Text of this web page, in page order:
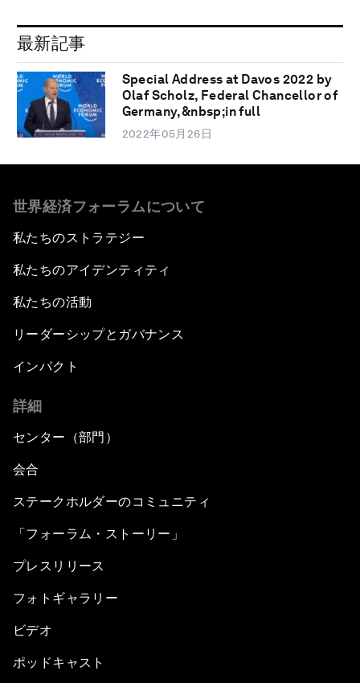
最新記事
Special Address at Davos 2022 by
Olaf Scholz, Federal Chancellor of
Germany,&nbsp;in full
2022年05月26日
世界経済フォーラムについて
私たちのストラテジー
私たちのアイデンティティ
私たちの活動
リーダーシップとガバナンス
インパクト
詳細
センター（部門）
会合
ステークホルダーのコミュニティ
「フォーラム・ストーリー」
プレスリリース
フォトギャラリー
ビデオ
ポッドキャスト